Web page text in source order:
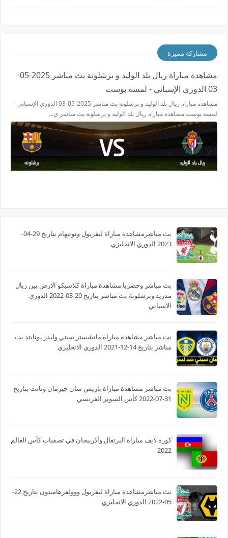
مشاركة مميزة
مشاهدة مباراة ريال بلد الوليد و برشلونة بث مباشر 2025-05-
03 الدوري الإسباني - لمسة بوست
مشاهدة مباراة ريال بلد الوليد و برشلونة بث مباشر 2025-05-03 الدوري الإسباني -
لمسة بوست مشاهدة مباراة ريال بلد الوليد و برشلونة بث مباشر ي…
بث مباشرمشاهدة مباراة ليفربول وتوتنهام بتاريخ 29-04-
2023 الدوري الانجليزي
بث مباشر وحصريا مشاهدة مباراة كلاسيكو الارض بين ريال
مدريد وبرشلونة بث مباشر بتاريخ 20-03-2022 الدوري
الاسباني
بث مباشر مشاهدة مباراة مانشستر سيتي وليدز يونايتد بث
مباشر بتاريخ 14-12-2021 الدوري الانجليزي
بث مباشر مشاهدة مباراة باريس سان جيرمان ونانت بتاريخ
31-07-2022 كأس السوبر الفرنسي
كورة لايف مباراة البرتغال وأذربيجان في تصفيات كأس العالم
2022
بث مباشرمشاهدة مباراة ليفربول ووولفرهامبتون بتاريخ 22-
05-2022 الدوري الانجليزي